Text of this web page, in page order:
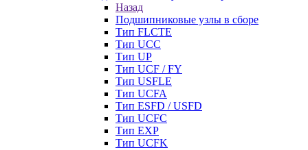
Назад
Подшипниковые узлы в сборе
Тип FLCTE
Тип UCC
Тип UP
Тип UCF / FY
Тип USFLE
Тип UCFA
Тип ESFD / USFD
Тип UCFC
Тип EXP
Тип UCFK